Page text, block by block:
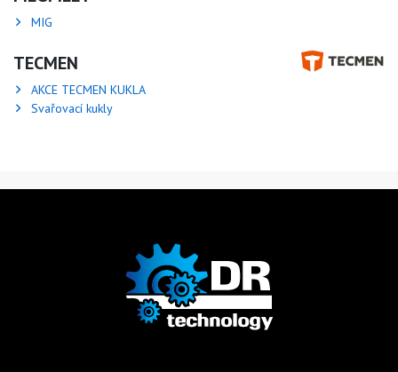
MIG
TECMEN
AKCE TECMEN KUKLA
Svařovací kukly